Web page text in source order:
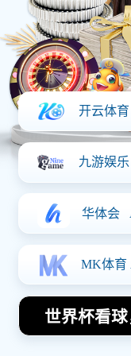
随性
足球
全球
西安
度分析
导航
介绍k1体育
体育热点
体育明星